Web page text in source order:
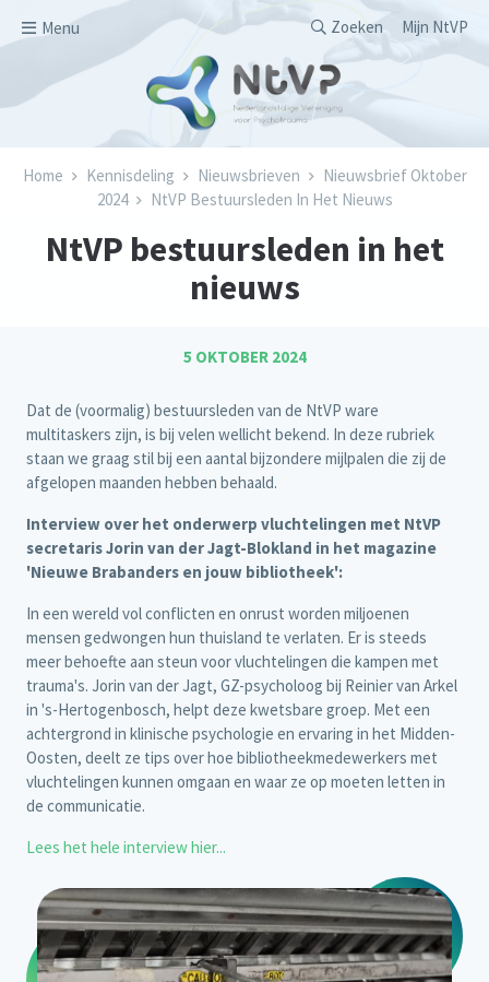
Menu
Secondary
Zoeken Mijn NtVP
Kruimelpad
Home Kennisdeling Nieuwsbrieven
Nieuwsbrief Oktober
2024
NtVP Bestuursleden In Het Nieuws
NtVP bestuursleden in het
nieuws
5 OKTOBER 2024
Dat de (voormalig) bestuursleden van de NtVP ware
multitaskers zijn, is bij velen wellicht bekend. In deze rubriek
staan we graag stil bij een aantal bijzondere mijlpalen die zij de
afgelopen maanden hebben behaald.
Interview over het onderwerp vluchtelingen met NtVP
secretaris Jorin van der Jagt-Blokland in het magazine
'Nieuwe Brabanders en jouw bibliotheek':
In een wereld vol conflicten en onrust worden miljoenen
mensen gedwongen hun thuisland te verlaten. Er is steeds
meer behoefte aan steun voor vluchtelingen die kampen met
trauma's. Jorin van der Jagt, GZ-psycholoog bij Reinier van Arkel
in 's-Hertogenbosch, helpt deze kwetsbare groep. Met een
achtergrond in klinische psychologie en ervaring in het Midden-
Oosten, deelt ze tips over hoe bibliotheekmedewerkers met
vluchtelingen kunnen omgaan en waar ze op moeten letten in
de communicatie.
Lees het hele interview hier...